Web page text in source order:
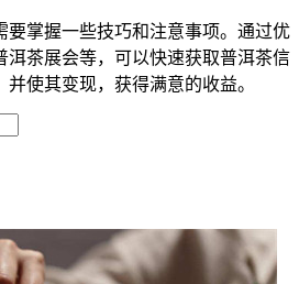
要掌握一些技巧和注意事项。通过优
洱茶展会等，可以快速获取普洱茶信
并使其变现，获得满意的收益。